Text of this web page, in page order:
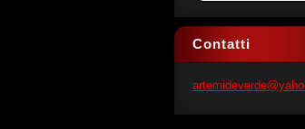
Contatti